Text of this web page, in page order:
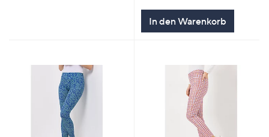
In den Warenkorb